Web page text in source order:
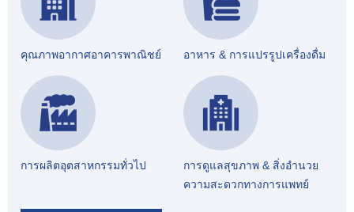
คุณภาพอากาศอาคารพาณิชย์ อาหาร & การแปรรูปเครื่องดื่ม
การผลิตอุตสาหกรรมทั่วไป
การดูแลสุขภาพ & สิ่งอำนวย
ความสะดวกทางการแพทย์